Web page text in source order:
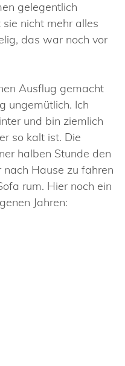
gelegentlich
nicht mehr alles
das war noch vor
Ausflug gemacht
ungemütlich. Ich
und bin ziemlich
so kalt ist. Die
halben Stunde den
Hause zu fahren
rum. Hier noch ein
Jahren: